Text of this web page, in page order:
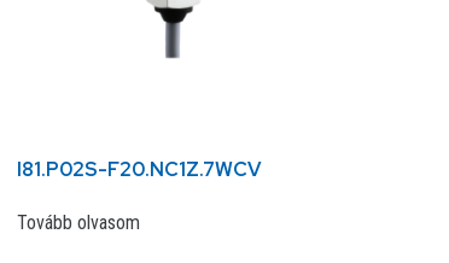
I81.P02S-F20.NC1Z.7WCV
Tovább olvasom